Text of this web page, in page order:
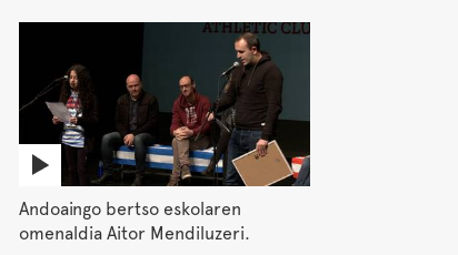
Andoaingo bertso eskolaren
omenaldia Aitor Mendiluzeri.